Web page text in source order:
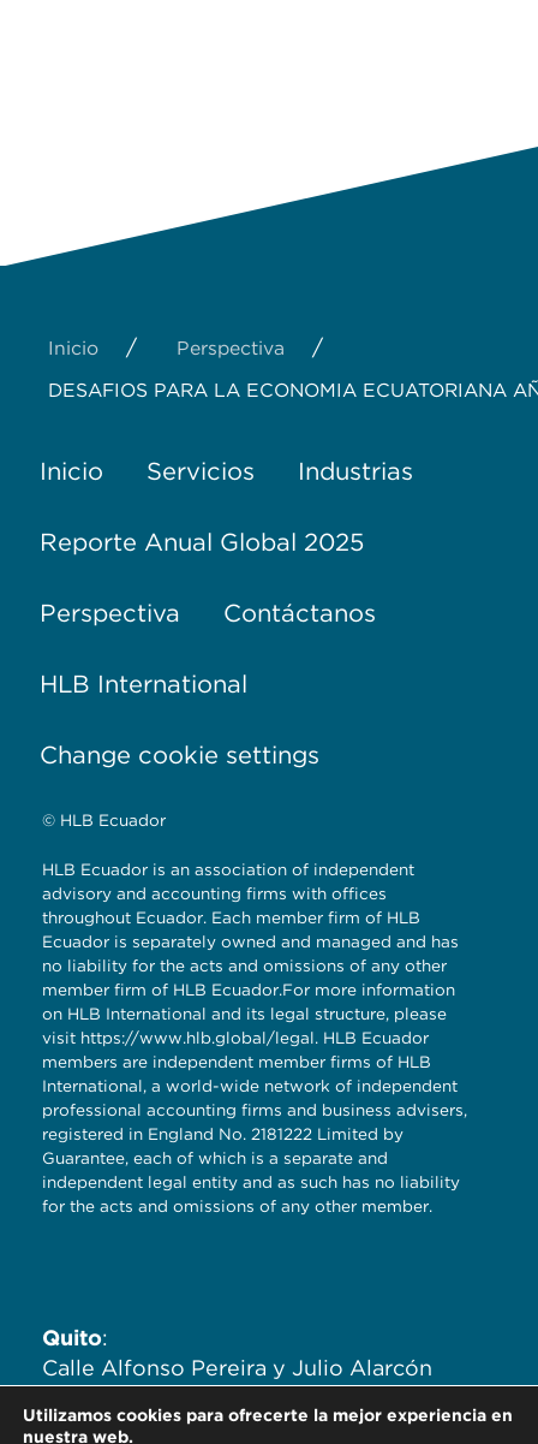
Inicio / Perspectiva /
DESAFIOS PARA LA ECONOMIA ECUATORIANA
Inicio Servicios Industrias
Reporte Anual Global 2025
Perspectiva Contáctanos
HLB International
Change cookie settings
© HLB Ecuador
HLB Ecuador is an association of independent
advisory and accounting firms with offices
throughout Ecuador. Each member firm of HLB
Ecuador is separately owned and managed and has
no liability for the acts and omissions of any other
member firm of HLB Ecuador.For more information
on HLB International and its legal structure, please
visit https://www.hlb.global/legal. HLB Ecuador
members are independent member firms of HLB
International, a world-wide network of independent
professional accounting firms and business advisers,
registered in England No. 2181222 Limited by
Guarantee, each of which is a separate and
independent legal entity and as such has no liability
for the acts and omissions of any other member.
Quito:
Calle Alfonso Pereira y Julio Alarcón
704,705,706.
Utilizamos cookies para ofrecerte la mejor experiencia en
nuestra web.